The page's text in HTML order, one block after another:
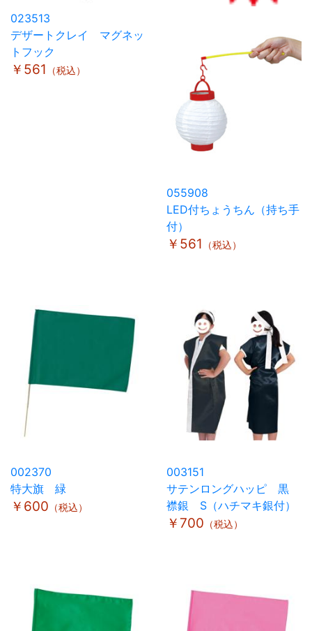
023513
デザートクレイ マグネッ
トフック
￥561 （税込）
055908
LED付ちょうちん（持ち手
付）
￥561 （税込）
002370
特大旗 緑
￥600 （税込）
003151
サテンロングハッピ 黒
襟銀 S（ハチマキ銀付）
￥700 （税込）